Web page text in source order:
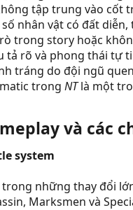
tập trung vào cốt
nhân vật có đất
trong story hoặc
tả rõ và phong thái tự
tráng do đội ngũ
trong NTlà một
và các
system
những thay đổi
Marksmen và